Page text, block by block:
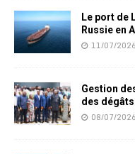
Le port de
Russie en
11/07/2026
Gestion
des
08/07/2026